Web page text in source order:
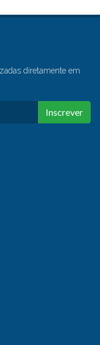
diretamente em
Inscrever